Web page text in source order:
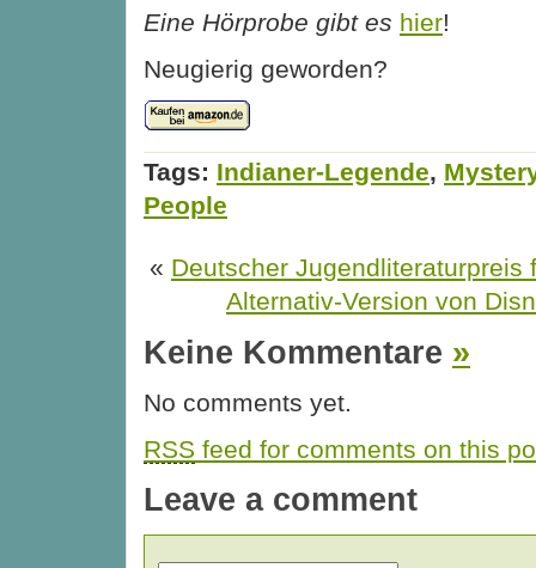
Eine Hörprobe gibt es hier!
Neugierig geworden?
Tags: Indianer-Legende,
People
« Deutscher Jugendliteraturpreis
Alternativ-Version von
Keine Kommentare »
No comments yet.
RSS feed for comments on this
Leave a comment